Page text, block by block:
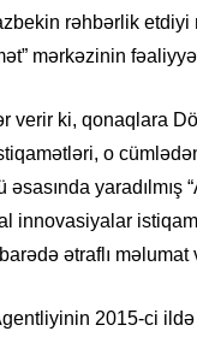
rəhbərlik etdiyi
mərkəzinin
verir ki, qonaqlara
o
yaradılmış
innovasiyalar
ətraflı məlumat
2015-ci